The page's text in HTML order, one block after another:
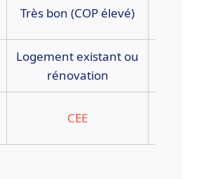
Très bon (COP élevé)
Logement existant ou
rénovation
CEE